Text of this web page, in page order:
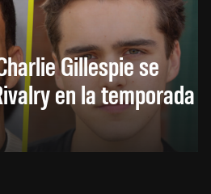
Gillespie se
en la temporada